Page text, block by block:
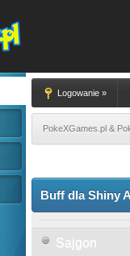
Logowanie »
PokeXGames.pl &
Buff dla Shiny
Sajgon